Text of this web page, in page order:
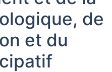
de
et du